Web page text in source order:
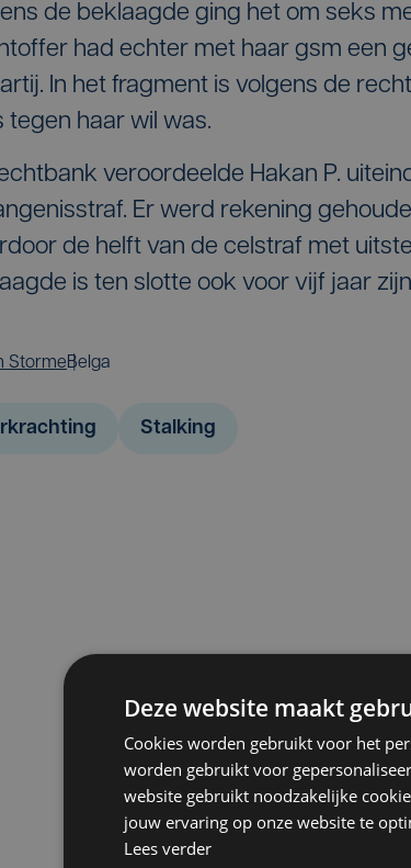
de beklaagde ging het om seks
had echter met haar gsm een
In het fragment is volgens de
tegen haar wil was.
veroordeelde Hakan P.
Er werd rekening
de helft van de celstraf met
is ten slotte ook voor vijf jaar
StormeBelga
Stalking
Deze website maakt
Cookies worden gebruikt voor het
worden gebruikt voor
website gebruikt noodzakelijke
jouw ervaring op onze website te
Lees verder